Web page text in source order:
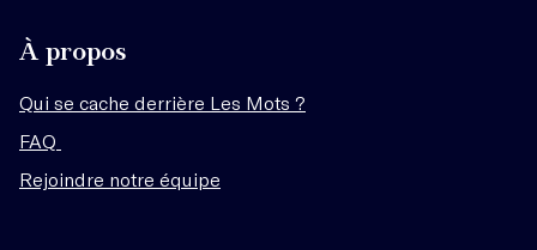
À propos
Qui se cache derrière Les Mots ?
FAQ
Rejoindre notre équipe